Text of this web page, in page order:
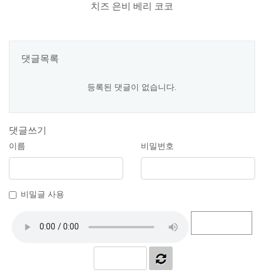
치즈 은비 베리 코코
댓글목록
등록된 댓글이 없습니다.
댓글쓰기
이름 비밀번호
비밀글 사용